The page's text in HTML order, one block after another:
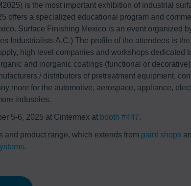
is the most important exhibition of industrial
offers a specialized educational program and
Surface Finishing Mexico is an event organized
Industrialists A.C.) The profile of the attendees is
high level companies and workshops dedicated
and inorganic coatings (functional or
/ distributors of pretreatment equipment,
more for the automotive, aerospace, appliance,
industries.
5-6, 2025 at Cintermex at booth #447​.
product range, which extends from paint shops
.